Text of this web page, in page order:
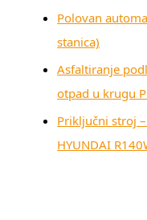
Polovan
stanica)
Asfaltiranje
otpad u krugu
Priključni stroj
HYUNDAI